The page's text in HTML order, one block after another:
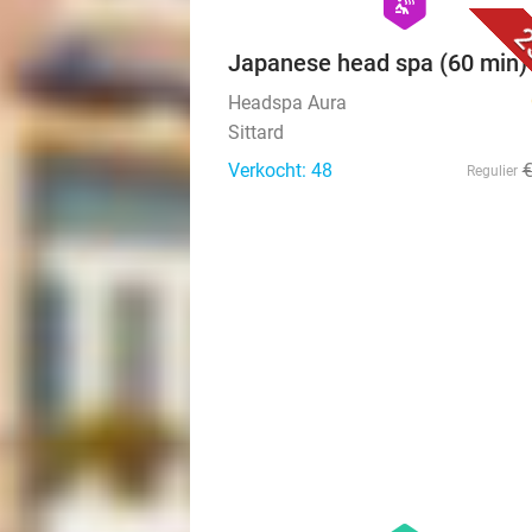
Japanese head spa (60 min)
Headspa Aura
Sittard
Verkocht: 48
Regulier